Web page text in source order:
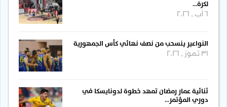
لكرة…
النواعير ينسحب من نصف نهائي كأس الجمهورية
31 تموز , 2026
ثنائية عمار رمضان تمهد خطوة لدونايسكا في
دوري المؤتمر…